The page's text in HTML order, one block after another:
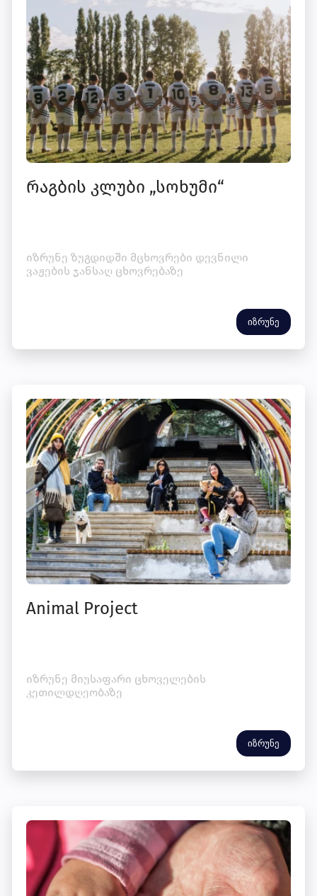
რაგბის კლუბი „სოხუმი“
იზრუნე ზუგდიდში მცხოვრები დევნილი
ვაჟების ჯანსაღ ცხოვრებაზე
იზრუნე
Animal Project
იზრუნე მიუსაფარი ცხოველების
კეთილდღეობაზე
იზრუნე